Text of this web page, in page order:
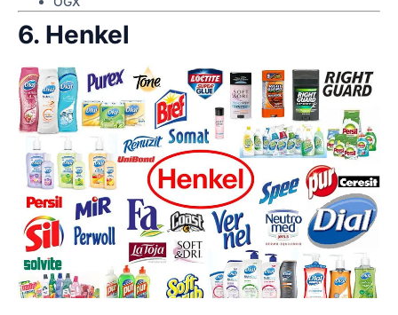
6. Henkel